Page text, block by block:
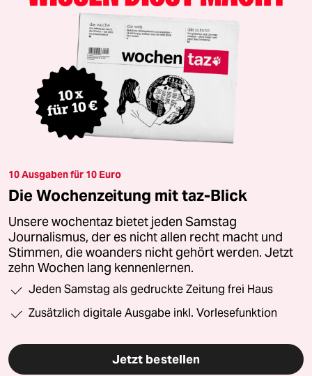
10 Ausgaben für 10 Euro
Die Wochenzeitung mit taz-Blick
Unsere wochentaz bietet jeden Samstag
Journalismus, der es nicht allen recht macht und
Stimmen, die woanders nicht gehört werden. Jetzt
zehn Wochen lang kennenlernen.
Jeden Samstag als gedruckte Zeitung frei Haus
Zusätzlich digitale Ausgabe inkl. Vorlesefunktion
Jetzt bestellen